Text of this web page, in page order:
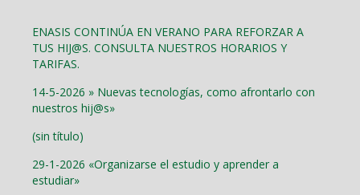
ENASIS CONTINÚA EN VERANO PARA REFORZAR A
TUS HIJ@S. CONSULTA NUESTROS HORARIOS Y
TARIFAS.
14-5-2026 » Nuevas tecnologías, como afrontarlo con
nuestros hij@s»
(sin título)
29-1-2026 «Organizarse el estudio y aprender a
estudiar»